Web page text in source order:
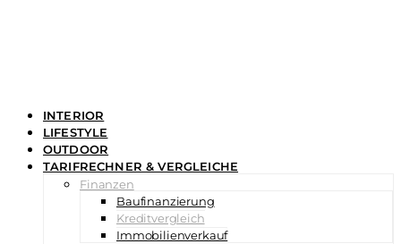
INTERIOR
LIFESTYLE
OUTDOOR
TARIFRECHNER & VERGLEICHE
Finanzen
Baufinanzierung
Kreditvergleich
Immobilienverkauf